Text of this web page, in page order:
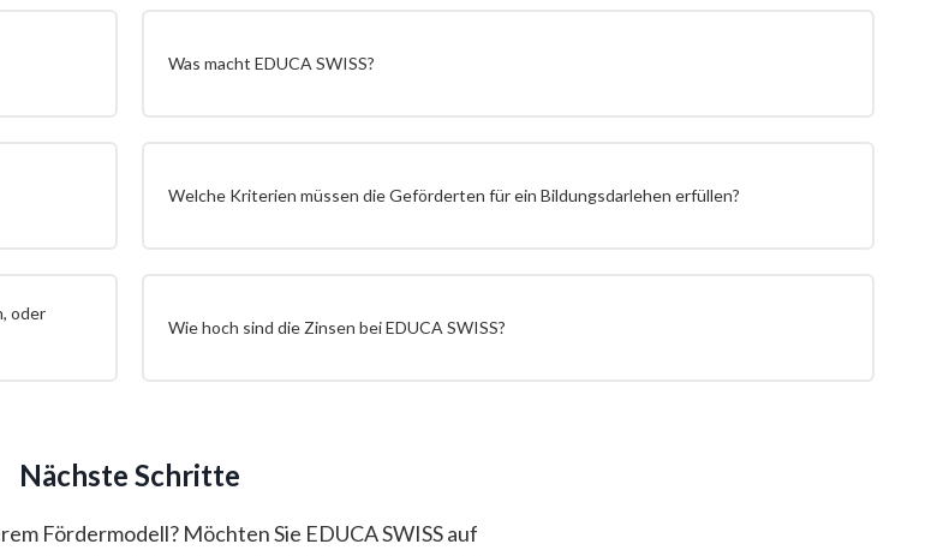
oder
Was macht EDUCA SWISS?
Welche Kriterien müssen die Geförderten für ein Bildungsdarlehen erfüllen?
Wie hoch sind die Zinsen bei EDUCA SWISS?
Nächste Schritte
Fördermodell? Möchten Sie EDUCA SWISS auf